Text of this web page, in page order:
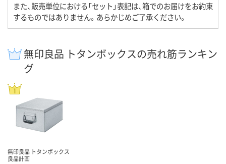
また、販売単位における「セット」表記は、箱でのお届けをお約束
するものではありません。あらかじめご了承ください。
無印良品 トタンボックスの売れ筋ランキン
グ
無印良品 トタンボックス
良品計画